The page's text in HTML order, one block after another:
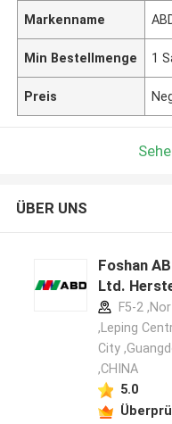
Markenname
Min Bestellmenge 1
Preis
ÜBER UNS
Foshan
Ltd.
F5-2
,Leping
City
,CHINA
5.0